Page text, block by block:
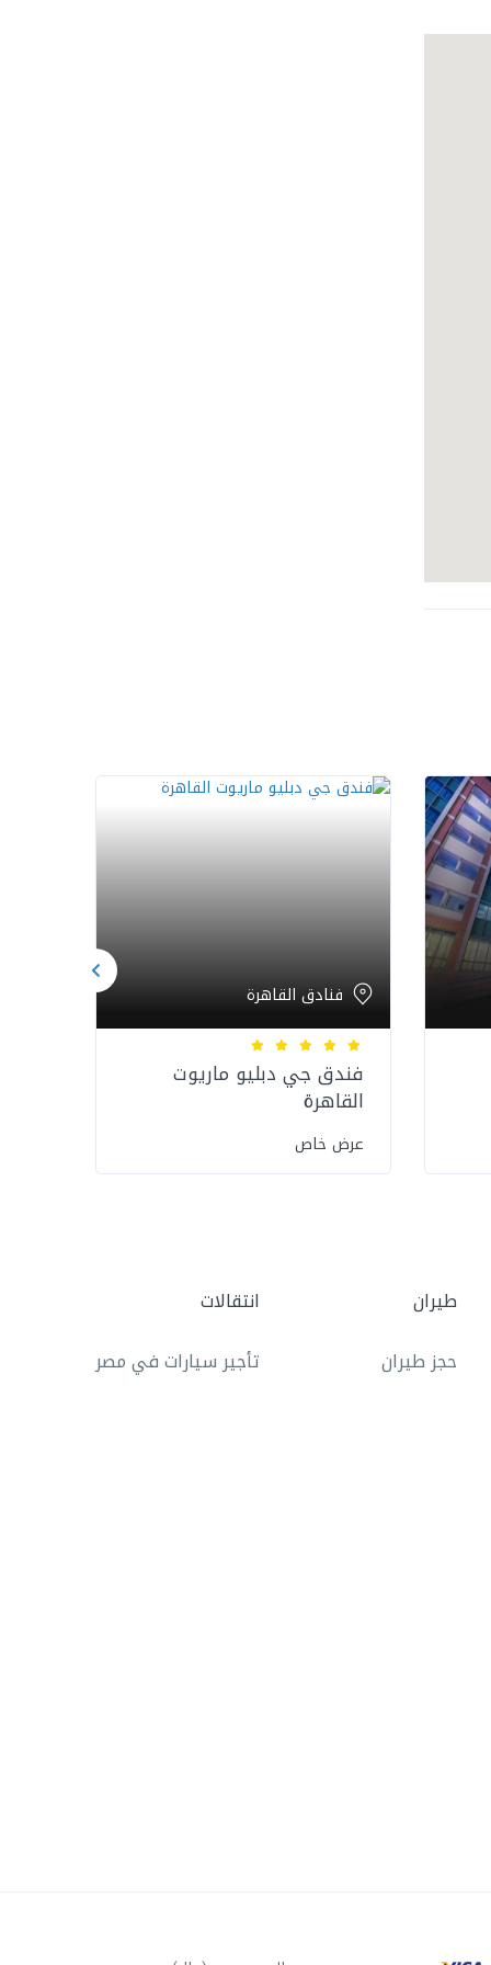
فنادق القاهرة
فندق جي دبليو ماريوت
القاهرة
عرض خاص
طيران
حجز طيران
انتقالات
تأجير سيارات في مصر